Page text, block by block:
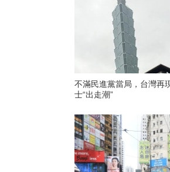
不滿民進黨當局，台灣再
士“出走潮”